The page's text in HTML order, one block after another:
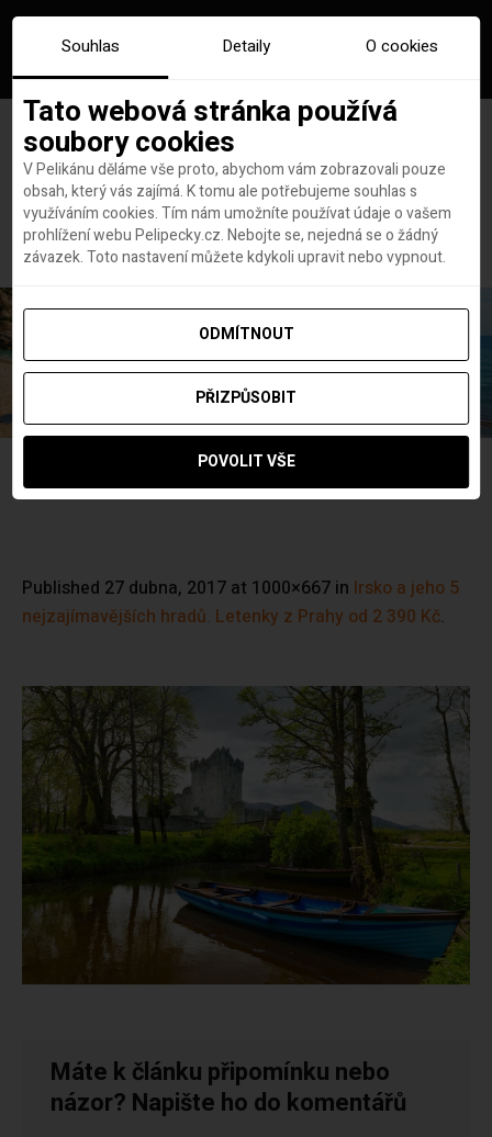
Hlavní stránka Ross-castle
Ross-castle
Published 27 dubna, 2017 at 1000×667 in Irsko a jeho 5
nejzajímavějších hradů. Letenky z Prahy od 2 390 Kč.
Máte k článku připomínku nebo
názor? Napište ho do komentářů
Souhlas Detaily O cookies
Tato webová stránka používá
soubory cookies
V Pelikánu děláme vše proto, abychom vám zobrazovali pouze
obsah, který vás zajímá. K tomu ale potřebujeme souhlas s
využíváním cookies. Tím nám umožníte používat údaje o vašem
prohlížení webu Pelipecky.cz. Nebojte se, nejedná se o žádný
závazek. Toto nastavení můžete kdykoli upravit nebo vypnout.
ODMÍTNOUT
PŘIZPŮSOBIT
POVOLIT VŠE